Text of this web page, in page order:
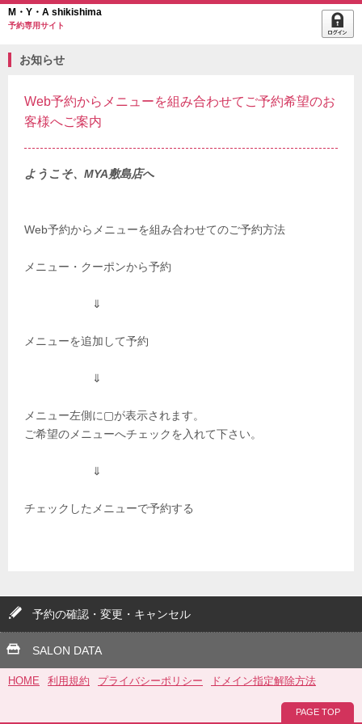
M・Y・A shikishima
予約専用サイト
お知らせ
Web予約からメニューを組み合わせてご予約希望のお
客様へご案内
ようこそ、MYA敷島店へ
Web予約からメニューを組み合わせてのご予約方法
メニュー・クーポンから予約
⇓
メニューを追加して予約
⇓
メニュー左側に▢が表示されます。
ご希望のメニューへチェックを入れて下さい。
⇓
チェックしたメニューで予約する
予約の確認・変更・キャンセル
SALON DATA
HOME 利用規約 プライバシーポリシー ドメイン指定解除方法
PAGE TOP